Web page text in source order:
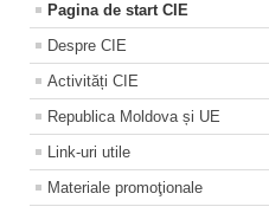
Pagina de start CIE
Despre CIE
Activități CIE
Republica Moldova și UE
Link-uri utile
Materiale promoţionale